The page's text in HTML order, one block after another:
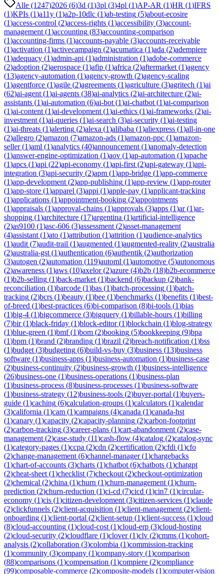
Alle (1247)2026 (6)3d (1)3pl (3)4pl (1)AP-AR (1)HR (1)IFRS
(1)KPIs (1)a11y (1)a2p-10dlc (1)ab-testing (5)about-ecosire
(1)access-control (2)access-rights (1)accessibility (3)account-
management (1)accounting (83)accounting-comparison
(1)accounting-firms (1)accounts-payable (3)accounts-receivable
(1)activation (1)activecampaign (2)acumatica (1)ada (2)adempiere
(1)adequacy (1)admin-api (1)administration (1)adobe-commerce
(2)adoption (2)aerospace (1)afip (1)africa (2)aftermarket (1)agency
(13)agency-automation (1)agency-growth (2)agency-scaling
(1)agentforce (1)agile (2)agreements (1)agriculture (3)agritech (1)ai
(62)ai-agent (1)ai-agents (38)ai-analytics (2)ai-architecture (2)ai-
assistants (1)ai-automation (6)ai-bot (1)ai-chatbot (1)ai-comparison
(1)ai-content (1)ai-development (1)ai-ethics (1)ai-frameworks (2)ai-
investment (1)ai-queries (1)ai-search (3)ai-security (1)ai-testing
(1)ai-threats (1)alerting (2)alexa (1)alibaba (1)aliexpress (1)all-in-one
(2)allegro (2)amazon (7)amazon-ads (1)amazon-ppc (1)amazon-
seller(1)aml (1)analytics (40)announcement (1)anomaly-detection
(1)answer-engine-optimization (1)aov (1)ap-automation (1)apache
(1)apcs (1)api (22)api-economy (1)api-first (2)api-gateway (1)api-
integration (3)api-security (2)apm (1)app-bridge (1)app-commerce
(1)app-development (2)app-publishing (1)app-review (1)app-router
(1)app-store (1)apparel (3)appi (1)apple-pay (1)applicant-tracking
(1)applications (1)appointment-booking (2)appointments
(1)appraisals (1)approval-chains (1)approvals (3)apps (1)ar(1)ar-
shopping (1)architecture (17)argentina (1)artificial-intelligence
(2)as9100 (1)asc-606 (3)assessment (2)asset-management
(4)assistant (1)ato (1)attribution (1)attrition (1)audience-analytics
(1)audit (7)audit-trail (1)augmented (1)augmented-reality (2)australia
(2)australia-gst (1)authentication (6)authentik (2)authorization
(3)autogen (2)automation (119)automl (1)automotive (5)autonomous
(2)awareness (1)aws (10)axelor(2)azure (4)b2b (18)b2b-ecommerce
(1)b2b-selling (1)back-market (1)backend (6)backup (2)bank-
reconciliation (1)barcode (1)bas (1)batch-processing (1)batch-
tracking (2)bcrs (1)beauty (1)bee (1)benchmarks (1)benefits (1)best-
of-breed (1)best-practices (6)bi-comparison (8)bi-tools (1)bias
(1)big-4 (1)bigcommerce (3)bigquery (1)billable-hours (1)billing
(7)bir(1)black-friday (1)block-editor(1)blockchain (1)blog-strategy
(1)blue-green (1)bmf(1)bom (2)booking (5)bookkeeping (9)bpa
(1)bpm (1)brand (2)branding (1)brazil (2)breach-notification (1)bss
(1)budget (3)budgeting (6)build-vs-buy (3)business (13)business
software (1)business-apps (1)business-automation (1)business-case
(2)business-continuity (2)business-growth (1)business-intelligence
(26)business-one (1)business-operations (1)business-plan
(1)business-process (8)business-processes (1)business-software
(1)business-strategy (12)business-tools (2)buyer-portal (1)buyers-
guide (1)caching (6)calculation-groups (1)calculators (1)calendar
(3)california (1)cam (1)campaigns (4)canada (1)canada-hst
(1)canary (1)capacity (2)capacity-planning (2)carbon-footprint
(2)carbon-tracking (3)career-plans (1)cart-abandonment (2)case-
management (2)case-study (11)cash-flow (4)catalog (2)catalog-sync
(1)category-pages (1)ccpa (2)cdn (2)certification (2)cfdi (1)cfo
(2)change-management (6)channel-manager(1)chargebacks
(1)chart-of-accounts (3)charts (1)chatbot (6)chatbots (1)chatgpt
(2)cheat-sheet (1)checklist (7)checkout (2)checkout-optimization
(2)chemical (2)china (1)churn (1)churn-management (1)churn-
prediction (2)churn-reduction (1)ci-cd (7)cicd (1)cin7 (1)circular-
economy (1)cis (1)citizen-development (3)citizen-services (1)claude
(2)clickfunnels (2)client-acquisition (1)client-management (2)client-
onboarding (1)client-portal (2)client-setup (1)client-success (1)cloud
(8)cloud-accounting (1)cloud-cost (1)cloud-erp (3)cloud-hosting
(2)cloud-security (2)cloudflare (1)clover(1)clv (2)cmms (1)cohort-
analysis (2)collaboration (3)colombia (1)commission-tracking
(1)community (3)company (1)company-story (1)comparison
(88)comparisons (1)compensation (1)compiere (2)compliance
(99)composable-commerce (2)composite-models (1)computer-vision